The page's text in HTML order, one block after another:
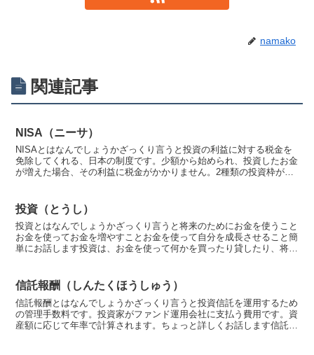
namako
関連記事
NISA（ニーサ）
NISAとはなんでしょうかざっくり言うと投資の利益に対する税金を
免除してくれる、日本の制度です。少額から始められ、投資したお金
が増えた場合、その利益に税金がかかりません。2種類の投資枠があ
投資（とうし）
投資とはなんでしょうかざっくり言うと将来のためにお金を使うこと
お金を使ってお金を増やすことお金を使って自分を成長させること簡
単にお話します投資は、お金を使って何かを買ったり貸したり、将来
信託報酬（しんたくほうしゅう）
信託報酬とはなんでしょうかざっくり言うと投資信託を運用するため
の管理手数料です。投資家がファンド運用会社に支払う費用です。資
産額に応じて年率で計算されます。ちょっと詳しくお話します信託報